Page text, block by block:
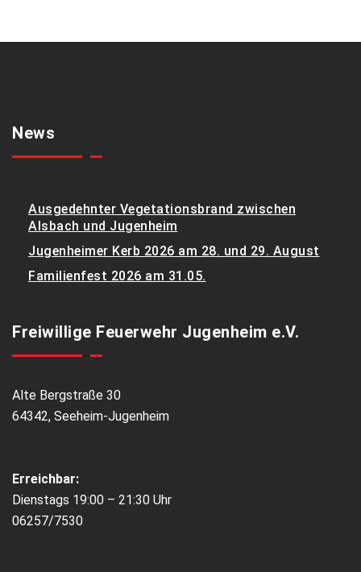
News
Ausgedehnter Vegetationsbrand zwischen
Alsbach und Jugenheim
Jugenheimer Kerb 2026 am 28. und 29. August
Familienfest 2026 am 31.05.
Freiwillige Feuerwehr Jugenheim e.V.
Alte Bergstraße 30
64342, Seeheim-Jugenheim
Erreichbar:
Dienstags 19:00 – 21:30 Uhr
06257/7530